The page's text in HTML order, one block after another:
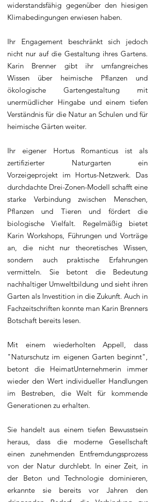
widerstandsfähig gegenüber den hiesigen
Klimabedingungen erwiesen haben.
Ihr Engagement beschränkt sich jedoch
nicht nur auf die Gestaltung ihres Gartens.
Karin Brenner gibt ihr umfangreiches
Wissen über heimische Pflanzen und
ökologische Gartengestaltung mit
unermüdlicher Hingabe und einem tiefen
Verständnis für die Natur an Schulen und für
heimische Gärten weiter.
Ihr eigener Hortus Romanticus ist als
zertifizierter Naturgarten ein
Vorzeigeprojekt im Hortus-Netzwerk. Das
durchdachte Drei-Zonen-Modell schafft eine
starke Verbindung zwischen Menschen,
Pflanzen und Tieren und fördert die
biologische Vielfalt. Regelmäßig bietet
Karin Workshops, Führungen und Vorträge
an, die nicht nur theoretisches Wissen,
sondern auch praktische Erfahrungen
vermitteln. Sie betont die Bedeutung
nachhaltiger Umweltbildung und sieht ihren
Garten als Investition in die Zukunft​. Auch in
Fachzeitschriften konnte man Karin Brenners
Botschaft bereits lesen.
Mit einem wiederholten Appell, dass
"Naturschutz im eigenen Garten beginnt",
betont die HeimatUnternehmerin immer
wieder den Wert individueller Handlungen
im Bestreben, die Welt für kommende
Generationen zu erhalten.
Sie handelt aus einem tiefen Bewusstsein
heraus, dass die moderne Gesellschaft
einen zunehmenden Entfremdungsprozess
von der Natur durchlebt. In einer Zeit, in
der Beton und Technologie dominieren,
erkannte sie bereits vor Jahren den